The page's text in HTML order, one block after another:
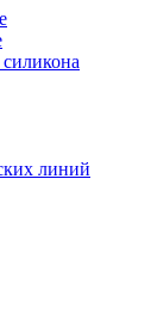
линий